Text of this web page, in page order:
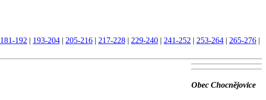
181-192 | 193-204 | 205-216 | 217-228 | 229-240 | 241-252 | 253-264 | 265-276 |
Obec Chocnějovice